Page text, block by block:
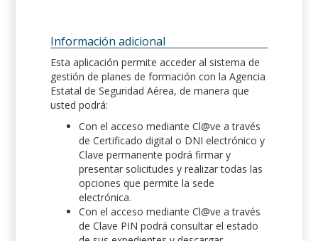
Información adicional
Esta aplicación permite acceder al sistema de
gestión de planes de formación con la Agencia
Estatal de Seguridad Aérea, de manera que
usted podrá:
Con el acceso mediante Cl@ve a través
de Certificado digital o DNI electrónico y
Clave permanente podrá firmar y
presentar solicitudes y realizar todas las
opciones que permite la sede
electrónica.
Con el acceso mediante Cl@ve a través
de Clave PIN podrá consultar el estado